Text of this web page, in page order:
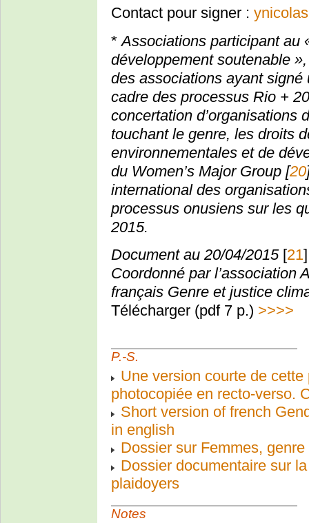
Contact pour signer :
*Associations participant au
développement soutenable
des associations ayant
cadre des processus Rio +
concertation d’organisations
touchant le genre, les droits
environnementales et de
du Women’s Major Group [20
international des
processus onusiens sur les
2015.
Document au 20/04/2015[21]
Coordonné par l’association
français Genre et justice
Télécharger (pdf 7 p.) >>>>
P.-S.
Une version courte de
photocopiée en recto-verso.
Short version of french
in english
Dossier sur Femmes,
Dossier documentaire sur
plaidoyers
Notes